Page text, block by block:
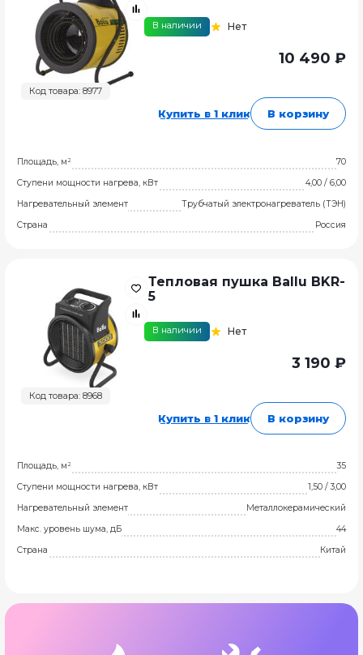
Код товара: 8977
В наличии Нет
10 490 ₽
Купить в 1 клик В корзину
Площадь, м²
70
Ступени мощности нагрева, кВт
4,00 / 6,00
Нагревательный элемент
Трубчатый электронагреватель (ТЭН)
Страна
Россия
Код товара: 8968
Тепловая пушка Ballu BKR-
5
В наличии Нет
3 190 ₽
Купить в 1 клик В корзину
Площадь, м²
35
Ступени мощности нагрева, кВт
1,50 / 3,00
Нагревательный элемент
Металлокерамический
Макс. уровень шума, дБ
44
Страна
Китай